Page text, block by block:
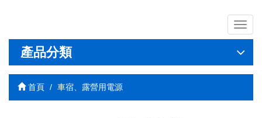
導
覽
列
關
產品分類
首頁 車宿、露營用電源